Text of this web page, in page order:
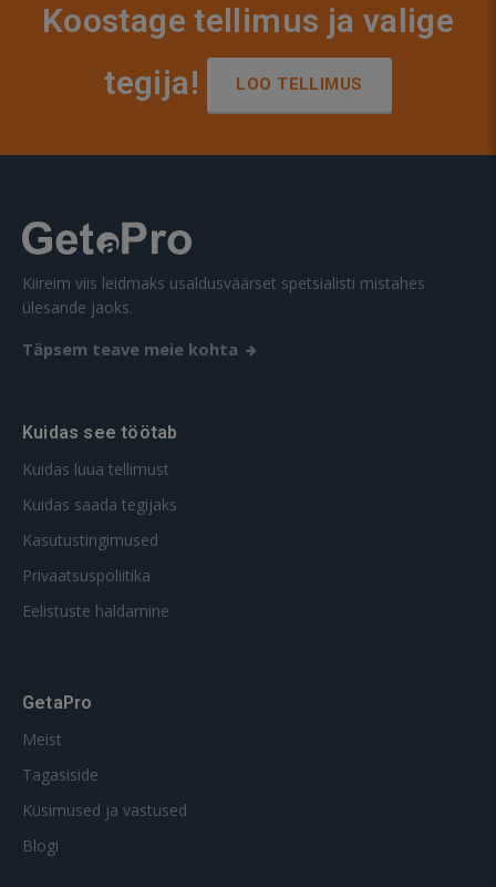
Koostage tellimus ja valige
tegija!
LOO TELLIMUS
Kiireim viis leidmaks usaldusväärset spetsialisti mistahes
ülesande jaoks.
Täpsem teave meie kohta
Kuidas see töötab
Kuidas luua tellimust
Kuidas saada tegijaks
Kasutustingimused
Privaatsuspoliitika
Eelistuste haldamine
GetaPro
Meist
Tagasiside
Küsimused ja vastused
Blogi